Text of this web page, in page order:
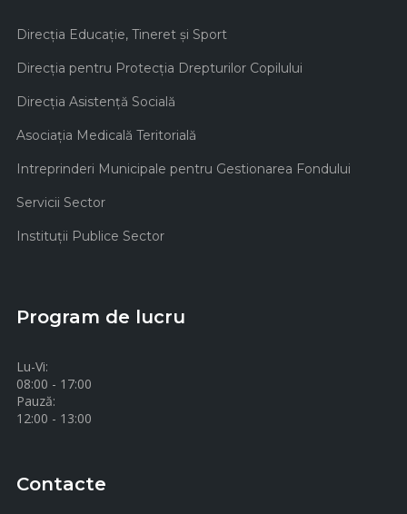
Direcţia Educaţie, Tineret şi Sport
Direcţia pentru Protecţia Drepturilor Copilului
Direcţia Asistenţă Socială
Asociaţia Medicală Teritorială
Intreprinderi Municipale pentru Gestionarea Fondului
Servicii Sector
Instituţii Publice Sector
Program de lucru
Lu-Vi:
08:00 - 17:00
Pauză:
12:00 - 13:00
Contacte